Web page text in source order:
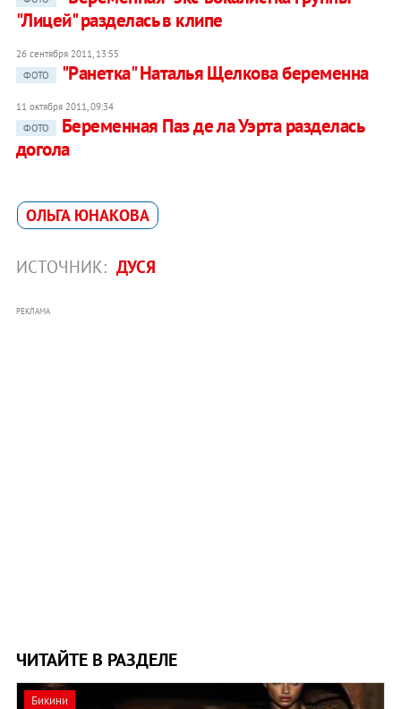
"Лицей" разделась в клипе
26 сентября 2011, 13:55
ФОТО
"Ранетка" Наталья Щелкова беременна
11 октября 2011, 09:34
ФОТО
Беременная Паз де ла Уэрта разделась
догола
ОЛЬГА ЮНАКОВА
ИСТОЧНИК: ДУСЯ
РЕКЛАМА
ЧИТАЙТЕ В РАЗДЕЛЕ
Бикини